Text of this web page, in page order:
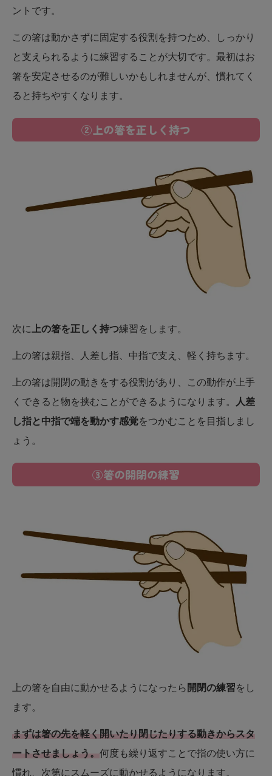
ントです。
この箸は動かさずに固定する役割を持つため、しっかり
と支えられるように練習することが大切です。最初はお
箸を安定させるのが難しいかもしれませんが、慣れてく
ると持ちやすくなります。
②上の箸を正しく持つ
次に 上の箸を正しく持つ練習をします。
上の箸は親指、人差し指、中指で支え、軽く持ちます。
上の箸は開閉の動きをする役割があり、この動作が上手
くできると物を挟むことができるようになります。
人差
し指と中指で端を動かす感覚をつかむことを目指しまし
ょう。
③箸の開閉の練習
上の箸を自由に動かせるようになったら 開閉の練習をし
ます。
まずは箸の先を軽く開いたり閉じたりする動きからスタ
ートさせましょう。 何度も繰り返すことで指の使い方に
慣れ、次第にスムーズに動かせるようになります。